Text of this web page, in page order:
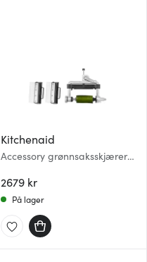
Kitchenaid
Accessory grønnsaksskjærer
2679 kr
På lager